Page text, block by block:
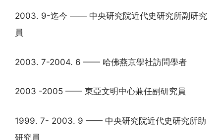
2003. 9-迄今 —— 中央研究院近代史研究所副研究
員
2003. 7-2004. 6 —— 哈佛燕京學社訪問學者
2003 -2005 —— 東亞文明中心兼任副研究員
1999. 7- 2003. 9 —— 中央研究院近代史研究所助
研究員